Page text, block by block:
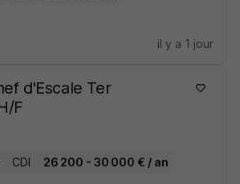
il y a 1 jour
d'Escale Ter
F
CDI 26 200 - 30 000 € / an